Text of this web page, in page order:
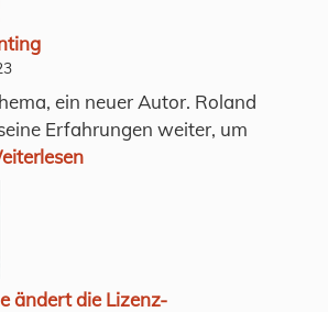
ein neuer Autor. Roland
Erfahrungen weiter, um
ändert die Lizenz-